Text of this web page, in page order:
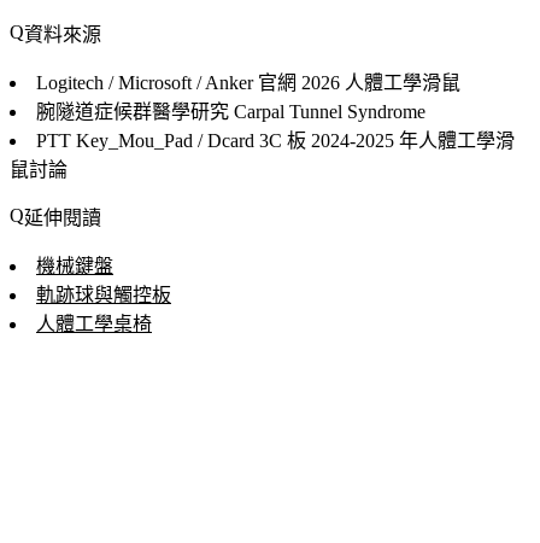
資料來源
Logitech / Microsoft / Anker 官網 2026 人體工學滑鼠
腕隧道症候群醫學研究 Carpal Tunnel Syndrome
PTT Key_Mou_Pad / Dcard 3C 板 2024-2025 年人體工學滑
鼠討論
延伸閱讀
機械鍵盤
軌跡球與觸控板
人體工學桌椅